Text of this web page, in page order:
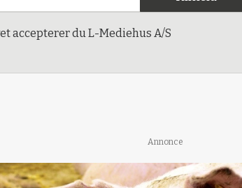
accepterer du L-Mediehus A/S
Annonce